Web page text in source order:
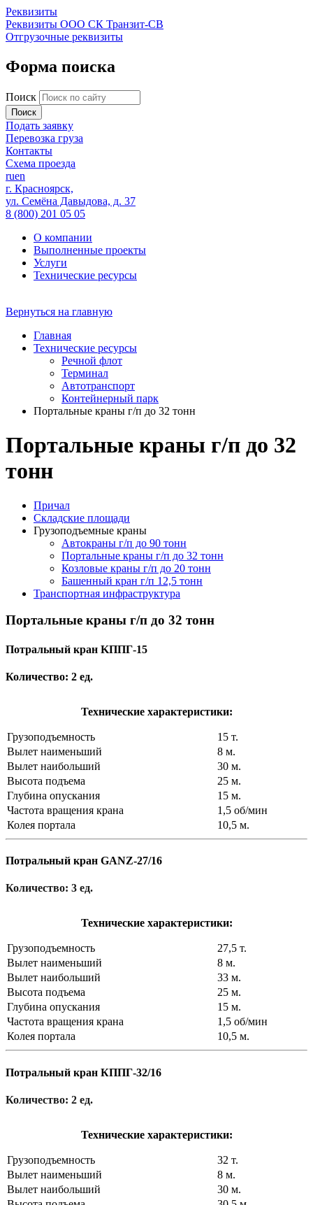
Реквизиты
Реквизиты ООО СК Транзит-СВ
Отгрузочные реквизиты
Форма поиска
Поиск
Подать заявку
Перевозка груза
Контакты
Схема проезда
ruen
г. Красноярск,
ул. Семёна Давыдова, д. 37
8 (800) 201 05 05
О компании
Выполненные проекты
Услуги
Технические ресурсы
Вернуться на главную
Главная
Технические ресурсы
Речной флот
Терминал
Автотранспорт
Контейнерный парк
Портальные краны г/п до 32 тонн
Портальные краны г/п до 32
тонн
Причал
Складские площади
Грузоподъемные краны
Автокраны г/п до 90 тонн
Портальные краны г/п до 32 тонн
Козловые краны г/п до 20 тонн
Башенный кран г/п 12,5 тонн
Транспортная инфраструктура
Портальные краны г/п до 32 тонн
Потральный кран KППГ-15
Количество: 2 ед.
Технические характеристики:
Грузоподъемность
15 т.
Вылет наименьший
8 м.
Вылет наибольший
30 м.
Высота подъема
25 м.
Глубина опускания
15 м.
Частота вращения крана
1,5 об/мин
Колея портала
10,5 м.
Потральный кран GANZ-27/16
Количество: 3 ед.
Технические характеристики:
Грузоподъемность
27,5 т.
Вылет наименьший
8 м.
Вылет наибольший
33 м.
Высота подъема
25 м.
Глубина опускания
15 м.
Частота вращения крана
1,5 об/мин
Колея портала
10,5 м.
Потральный кран КППГ-32/16
Количество: 2 ед.
Технические характеристики:
Грузоподъемность
32 т.
Вылет наименьший
8 м.
Вылет наибольший
30 м.